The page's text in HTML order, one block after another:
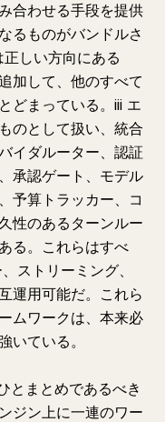
合わせる手段を提供
るものがバンドルさ
しい方向にある
加して、他のすべて
どまっている。iii エ
のとして扱い、統合
イダルーター、認証
承認ゲート、モデル
予算トラッカー、コ
性のあるターンルー
る。これらはすべ
ストリーミング、
運用可能だ。これら
ムワークは、本来必
いている。
とまとめであるべき
ジン上に一連のワー